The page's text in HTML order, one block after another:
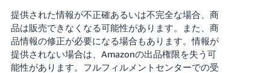
提供された情報が不正確あるいは不完全な場合、商
品は販売できなくなる可能性があります。また、商
品情報の修正が必要になる場合もあります。情報が
提供されない場合は、Amazonの出品権限を失う可
能性があります。フルフィルメントセンターでの受